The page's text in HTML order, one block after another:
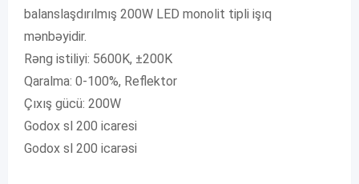
balanslaşdırılmış 200W LED monolit tipli işıq
mənbəyidir.
Rəng istiliyi: 5600K, ±200K
Qaralma: 0-100%, Reflektor
Çıxış gücü: 200W
Godox sl 200 icaresi
Godox sl 200 icarəsi